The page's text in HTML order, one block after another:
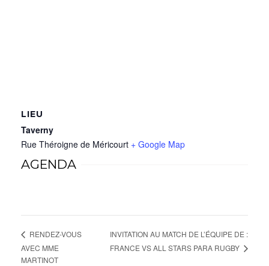
LIEU
Taverny
Rue Théroigne de Méricourt + Google Map
AGENDA
RENDEZ-VOUS
AVEC MME
MARTINOT
INVITATION AU MATCH DE L’ÉQUIPE DE :
FRANCE VS ALL STARS PARA RUGBY